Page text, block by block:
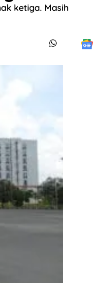
ketiga. Masih